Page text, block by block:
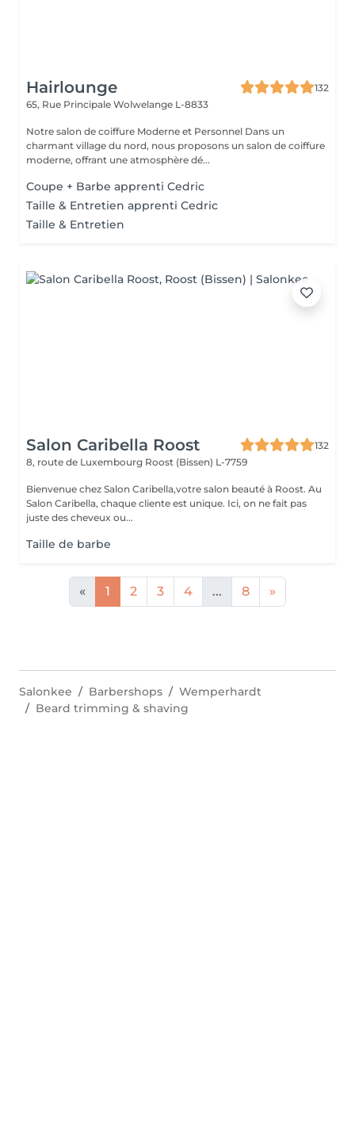
Hairlounge
132
65, Rue Principale Wolwelange L-8833
Notre salon de coiffure Moderne et Personnel Dans un
charmant village du nord, nous proposons un salon de coiffure
moderne, offrant une atmosphère dé...
Coupe + Barbe apprenti Cedric
Taille & Entretien apprenti Cedric
Taille & Entretien
Salon Caribella Roost
132
8, route de Luxembourg Roost (Bissen) L-7759
Bienvenue chez Salon Caribella,votre salon beauté à Roost. Au
Salon Caribella, chaque cliente est unique. Ici, on ne fait pas
juste des cheveux ou...
Taille de barbe
« 1 2 3 4 ... 8 »
Salonkee Barbershops
Wemperhardt
Beard trimming & shaving